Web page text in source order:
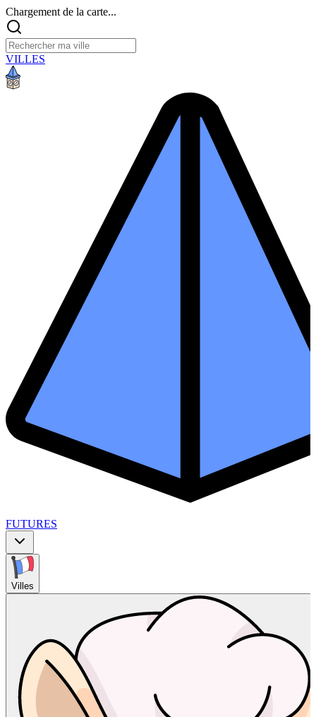
Chargement de la carte...
VILLES
FUTURES
Villes